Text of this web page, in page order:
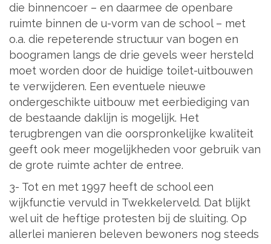
die binnencoer – en daarmee de openbare
ruimte binnen de u-vorm van de school – met
o.a. die repeterende structuur van bogen en
boogramen langs de drie gevels weer hersteld
moet worden door de huidige toilet-uitbouwen
te verwijderen. Een eventuele nieuwe
ondergeschikte uitbouw met eerbiediging van
de bestaande daklijn is mogelijk. Het
terugbrengen van die oorspronkelijke kwaliteit
geeft ook meer mogelijkheden voor gebruik van
de grote ruimte achter de entree.
3- Tot en met 1997 heeft de school een
wijkfunctie vervuld in Twekkelerveld. Dat blijkt
wel uit de heftige protesten bij de sluiting. Op
allerlei manieren beleven bewoners nog steeds